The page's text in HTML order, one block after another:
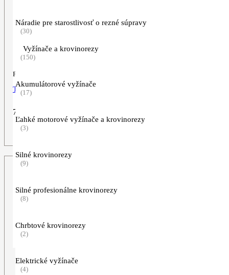
Príslušenstvo pre motorové píly
TAŠKA NA PÍLU TIMBERSPORTS
74,90
ZOBRAZIŤ VIAC
Náradie pre starostlivosť o rezné súpravy
(30)
Vyžínače a krovinorezy
(150)
Akumulátorové vyžínače
(17)
Ľahké motorové vyžínače a krovinorezy
(3)
Silné krovinorezy
(9)
Silné profesionálne krovinorezy
(8)
Chrbtové krovinorezy
(2)
Elektrické vyžínače
(4)